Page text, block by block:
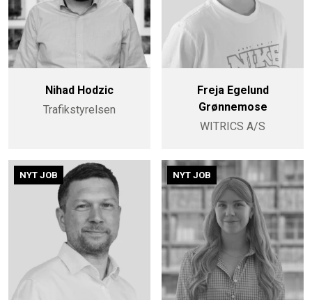
Nihad Hodzic
Trafikstyrelsen
Freja Egelund
Grønnemose
WITRICS A/S
NYT JOB NYT JOB